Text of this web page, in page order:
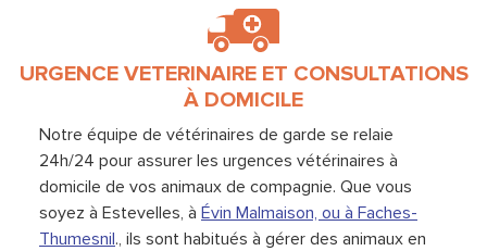
URGENCE VETERINAIRE ET CONSULTATIONS
À DOMICILE
Notre équipe de vétérinaires de garde se relaie
24h/24 pour assurer les urgences vétérinaires à
domicile de vos animaux de compagnie. Que vous
soyez à Estevelles, à Évin Malmaison, ou à Faches-
Thumesnil., ils sont habitués à gérer des animaux en